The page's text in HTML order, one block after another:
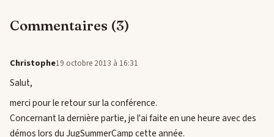
Commentaires (3)
Christophe19 octobre 2013 à 16:31
Salut,
merci pour le retour sur la conférence.
Concernant la dernière partie, je l'ai faite en une heure avec des
démos lors du JugSummerCamp cette année.